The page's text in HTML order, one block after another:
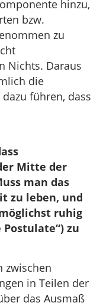
hinzu,
bzw.
zu
Nichts. Daraus
die
führen, dass
Mitte der
man das
zu leben, und
ruhig
zu
zwischen
in Teilen der
das Ausmaß